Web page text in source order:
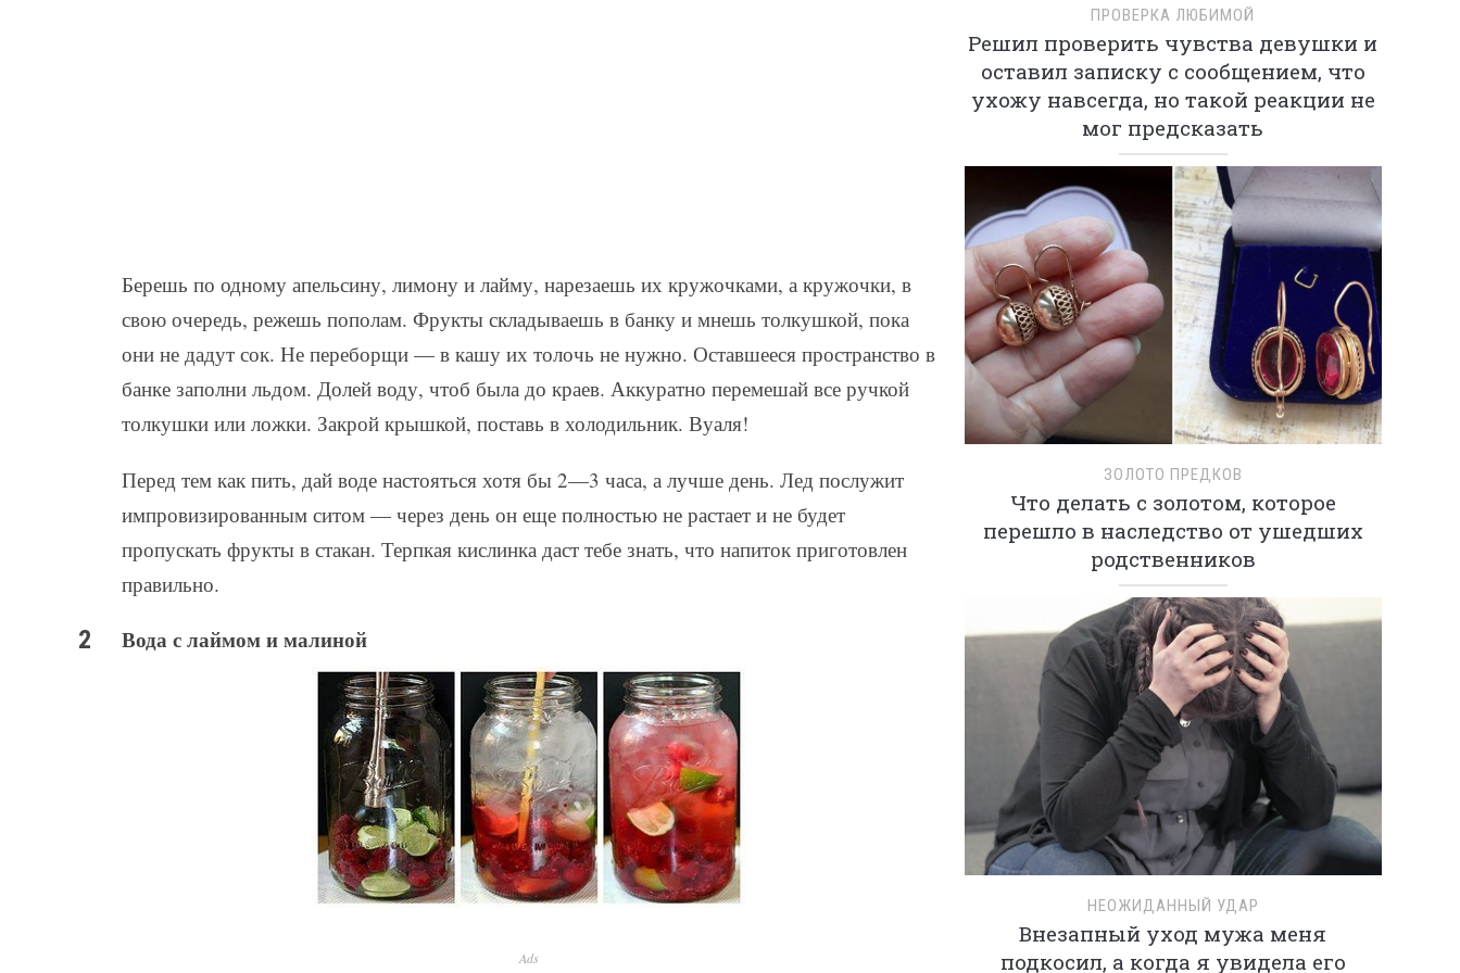
Берешь по одному апельсину, лимону и лайму, нарезаешь их кружочками, а кружочки, в
свою очередь, режешь пополам. Фрукты складываешь в банку и мнешь толкушкой, пока
они не дадут сок. Не переборщи — в кашу их толочь не нужно. Оставшееся пространство в
банке заполни льдом. Долей воду, чтоб была до краев. Аккуратно перемешай все ручкой
толкушки или ложки. Закрой крышкой, поставь в холодильник. Вуаля!
Перед тем как пить, дай воде настояться хотя бы 2—3 часа, а лучше день. Лед послужит
импровизированным ситом — через день он еще полностью не растает и не будет
пропускать фрукты в стакан. Терпкая кислинка даст тебе знать, что напиток приготовлен
правильно.
Вода с лаймом и малиной
Ads
ПРОВЕРКА ЛЮБИМОЙ
Решил проверить чувства девушки и
оставил записку с сообщением, что
ухожу навсегда, но такой реакции не
мог предсказать
ЗОЛОТО ПРЕДКОВ
Что делать с золотом, которое
перешло в наследство от ушедших
родственников
НЕОЖИДАННЫЙ УДАР
Внезапный уход мужа меня
подкосил, а когда я увидела его